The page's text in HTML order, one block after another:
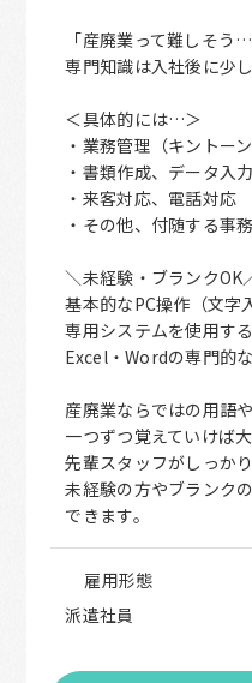
「産廃業って難しそ
専門知識は入社後に少
＜具体的には…＞
・業務管理（キントーン
・書類作成、データ入力
・来客対応、電話対応
・その他、付随する事
＼未経験・ブランクOK
基本的なPC操作（文字
専用システムを使用する
Excel・Wordの専門的
産廃業ならではの用語
一つずつ覚えていけば大
先輩スタッフがしっか
未経験の方やブランク
できます。
雇用形態
派遣社員